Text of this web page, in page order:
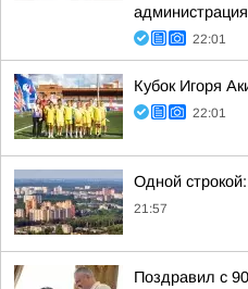
администрация
22:01
Кубок Игоря
22:01
Одной
21:57
Поздравил с